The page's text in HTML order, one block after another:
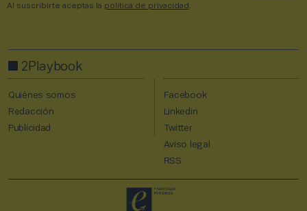
Al suscribirte aceptas la política de privacidad
2Playbook
Quiénes somos
Redacción
Publicidad
Facebook
Linkedin
Twitter
Aviso legal
RSS